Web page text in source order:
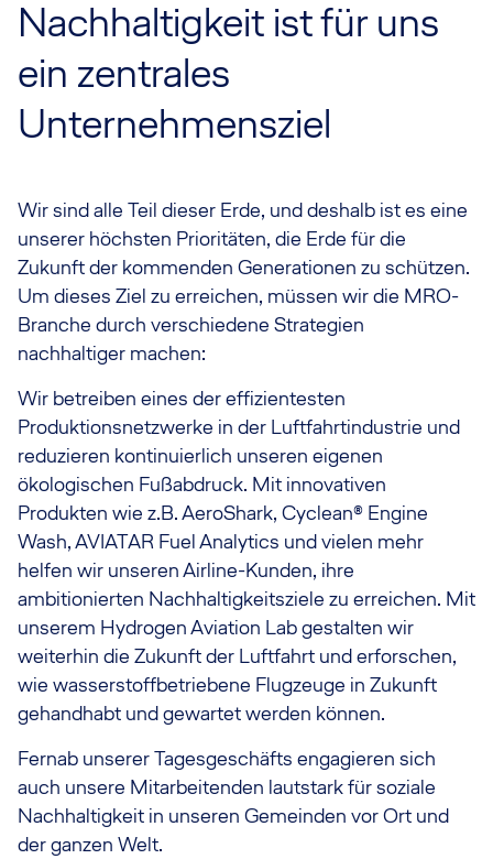
Nachhaltigkeit ist für uns
ein zentrales
Unternehmensziel
Wir sind alle Teil dieser Erde, und deshalb ist es eine
unserer höchsten Prioritäten, die Erde für die
Zukunft der kommenden Generationen zu schützen.
Um dieses Ziel zu erreichen, müssen wir die MRO-
Branche durch verschiedene Strategien
nachhaltiger machen:
Wir betreiben eines der effizientesten
Produktionsnetzwerke in der Luftfahrtindustrie und
reduzieren kontinuierlich unseren eigenen
ökologischen Fußabdruck. Mit innovativen
Produkten wie z.B. AeroShark, Cyclean® Engine
Wash, AVIATAR Fuel Analytics und vielen mehr
helfen wir unseren Airline-Kunden, ihre
ambitionierten Nachhaltigkeitsziele zu erreichen. Mit
unserem Hydrogen Aviation Lab gestalten wir
weiterhin die Zukunft der Luftfahrt und erforschen,
wie wasserstoffbetriebene Flugzeuge in Zukunft
gehandhabt und gewartet werden können.
Fernab unserer Tagesgeschäfts engagieren sich
auch unsere Mitarbeitenden lautstark für soziale
Nachhaltigkeit in unseren Gemeinden vor Ort und
der ganzen Welt.